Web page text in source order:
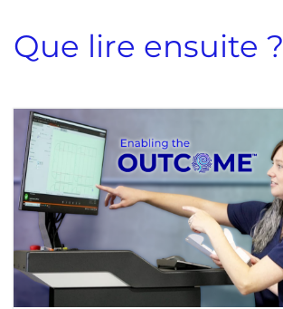
Que lire ensuite ?